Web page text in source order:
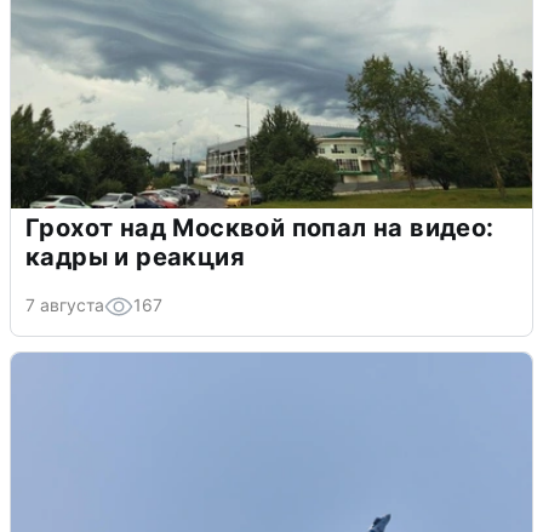
Грохот над Москвой попал на видео:
кадры и реакция
7 августа 167